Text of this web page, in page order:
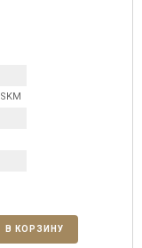
В КОРЗИНУ